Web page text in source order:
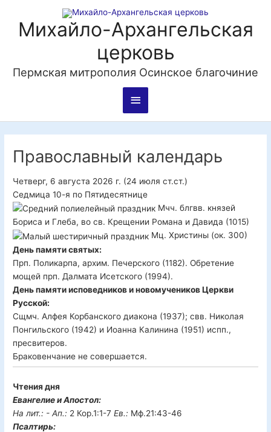
содержимому
Михайло-Архангельская
церковь
Пермская митрополия Осинское благочиние
Главное
меню
Православный календарь
Четверг, 6 августа 2026 г. (24 июля ст.ст.)
Седмица 10-я по Пятидесятнице
Мчч. блгвв. князей
Бориса и Глеба, во св. Крещении Романа и Давида (1015)
Мц. Христины (ок. 300)
День памяти святых:
Прп. Поликарпа, архим. Печерского (1182). Обретение
мощей прп. Далмата Исетского (1994).
День памяти исповедников и новомучеников Церкви
Русской:
Сщмч. Алфея Корбанского диакона (1937); свв. Николая
Понгильского (1942) и Иоанна Калинина (1951) испп.,
пресвитеров.
Браковенчание не совершается.
Чтения дня
Евангелие и Апостол:
На лит.: -Ап.: 2 Кор.1:1-7 Ев.: Мф.21:43-46
Псалтирь: